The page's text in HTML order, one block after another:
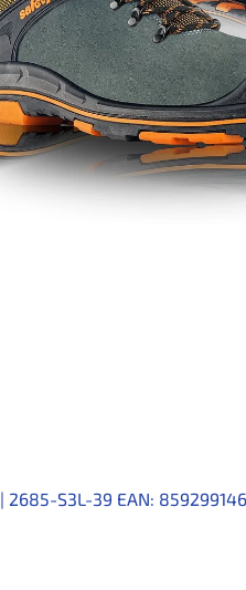
| 2685-S3L-39 EAN: